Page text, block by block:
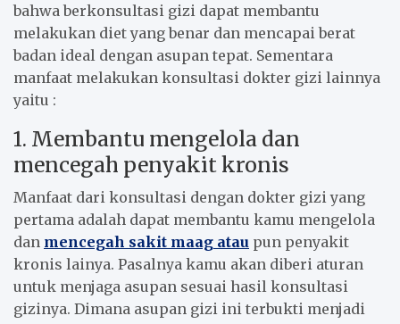
bahwa berkonsultasi gizi dapat membantu
melakukan diet yang benar dan mencapai berat
badan ideal dengan asupan tepat. Sementara
manfaat melakukan konsultasi dokter gizi lainnya
yaitu :
1. Membantu mengelola dan
mencegah penyakit kronis
Manfaat dari konsultasi dengan dokter gizi yang
pertama adalah dapat membantu kamu mengelola
dan mencegah sakit maag atau pun penyakit
kronis lainya. Pasalnya kamu akan diberi aturan
untuk menjaga asupan sesuai hasil konsultasi
gizinya. Dimana asupan gizi ini terbukti menjadi